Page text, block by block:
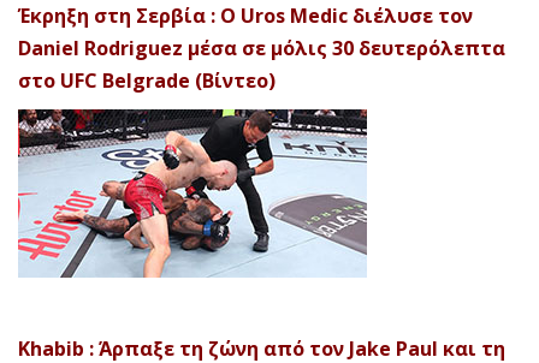
Έκρηξη στη Σερβία : Ο Uros Medic διέλυσε τον
Daniel Rodriguez μέσα σε μόλις 30 δευτερόλεπτα
στο UFC Belgrade (Βίντεο)
Khabib : Άρπαξε τη ζώνη από τον Jake Paul και τη